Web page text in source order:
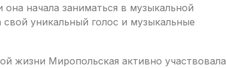
начала заниматься в музыкальной
уникальный голос и музыкальные
жизни Миропольская активно участвовала